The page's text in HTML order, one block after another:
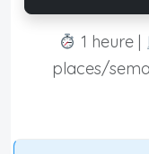
1 heure |
places/